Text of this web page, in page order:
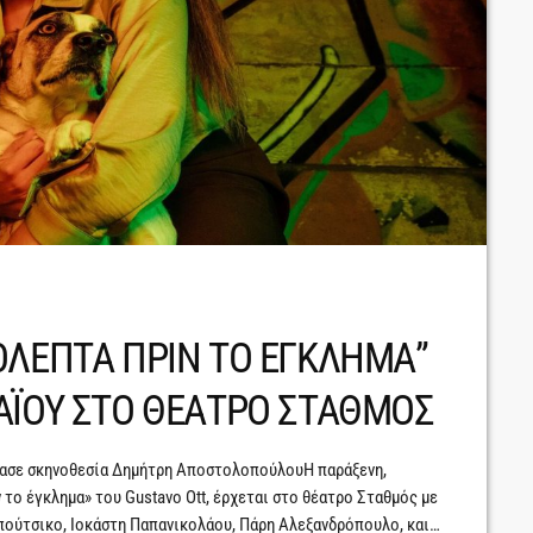
ΠΡΙΝ ΤΟ ΕΓΚΛΗΜΑ”
ΣΤΟ ΘΕΑΤΡΟ ΣΤΑΘΜΟΣ
σκηνοθεσία Δημήτρη ΑποστολοπούλουΗ παράξενη,
έγκλημα» του Gustavo Ott, έρχεται στο θέατρο Σταθμός με
Ιοκάστη Παπανικολάου, Πάρη Αλεξανδρόπουλο, και